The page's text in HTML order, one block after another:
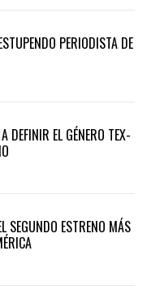
PERIODISTA DE
DEFINIR EL GÉNERO TEX-
SEGUNDO ESTRENO MÁS